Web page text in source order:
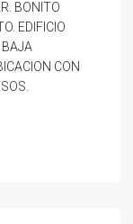
BONITO
EDIFICIO
BAJA
CON